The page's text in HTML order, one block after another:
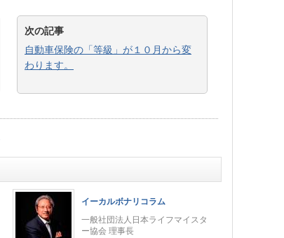
次の記事
自動車保険の「等級」が１０月から変
わります。
イーカルボナリコラム
一般社団法人日本ライフマイスタ
ー協会 理事長